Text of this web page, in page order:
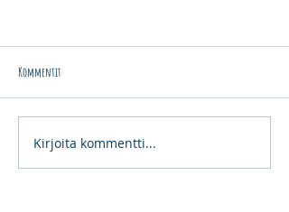
Kommentit
Kirjoita kommentti...